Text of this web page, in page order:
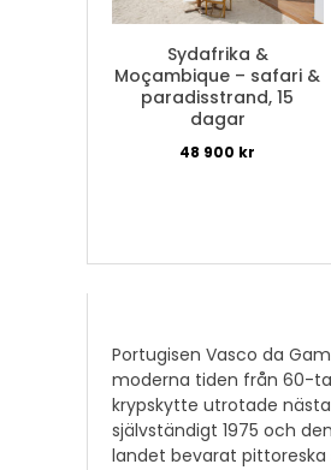
Sydafrika &
Moçambique – safari &
paradisstrand, 15
dagar
48 900 kr
Portugisen Vasco da
moderna tiden från 60-
krypskytte utrotade
självständigt 1975 och
landet bevarat pittoreska